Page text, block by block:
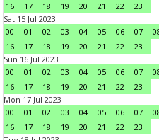
16
17 18 19 20 21 22
23
Sat 15 Jul 2023
00
01 02 03 04 05 06 07
16
17 18 19 20 21 22
23
Sun 16 Jul 2023
00
01 02 03 04 05 06 07
16
17 18 19 20 21 22
23
Mon 17 Jul 2023
00
01 02 03 04 05 06 07
16
17 18 19 20 21 22
23